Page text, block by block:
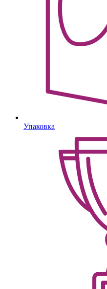
Упаковка